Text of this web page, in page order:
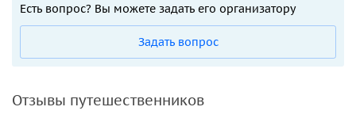
Есть вопрос? Вы можете задать его организатору
Задать вопрос
Отзывы путешественников